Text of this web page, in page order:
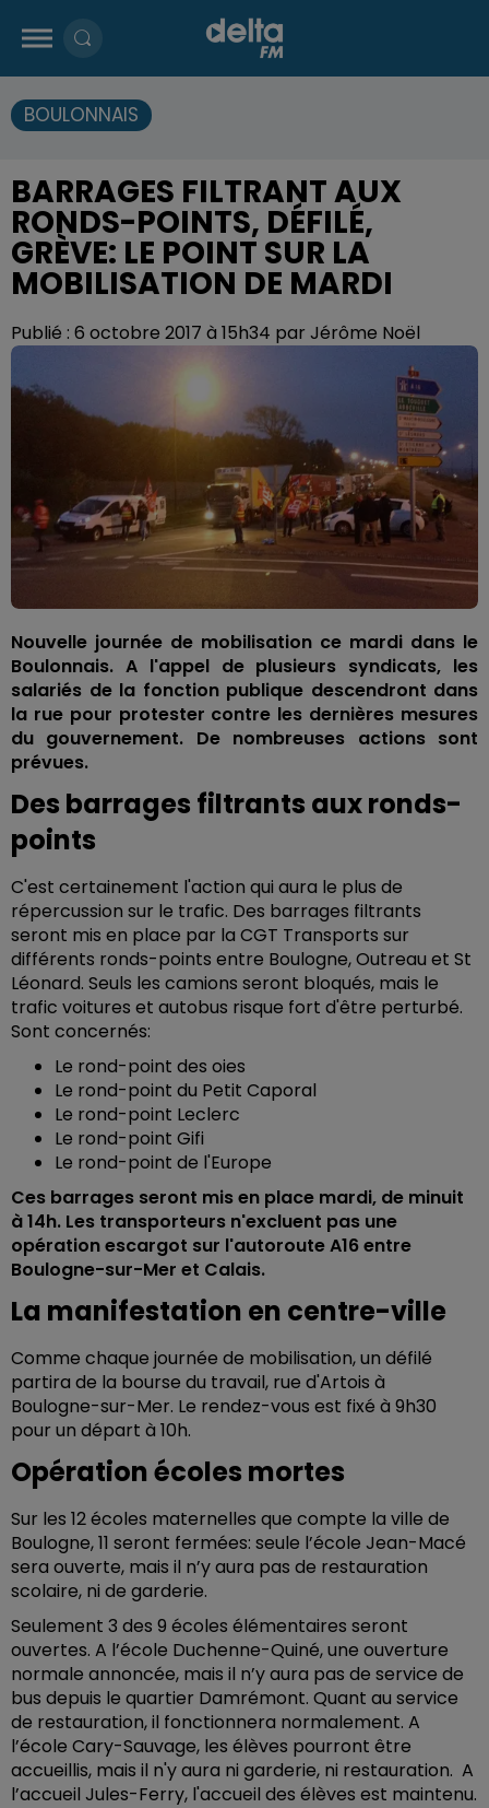
BOULONNAIS
BARRAGES FILTRANT AUX
RONDS-POINTS, DÉFILÉ,
GRÈVE: LE POINT SUR LA
MOBILISATION DE MARDI
Publié : 6 octobre 2017 à 15h34 par Jérôme Noël
Nouvelle journée de mobilisation ce mardi dans le
Boulonnais. A l'appel de plusieurs syndicats, les
salariés de la fonction publique descendront dans
la rue pour protester contre les dernières mesures
du gouvernement. De nombreuses actions sont
prévues.
Des barrages filtrants aux ronds-
points
C'est certainement l'action qui aura le plus de
répercussion sur le trafic. Des barrages filtrants
seront mis en place par la CGT Transports sur
différents ronds-points entre Boulogne, Outreau et St
Léonard. Seuls les camions seront bloqués, mais le
trafic voitures et autobus risque fort d'être perturbé.
Sont concernés:
Le rond-point des oies
Le rond-point du Petit Caporal
Le rond-point Leclerc
Le rond-point Gifi
Le rond-point de l'Europe
Ces barrages seront mis en place mardi, de minuit
à 14h. Les transporteurs n'excluent pas une
opération escargot sur l'autoroute A16 entre
Boulogne-sur-Mer et Calais.
La manifestation en centre-ville
Comme chaque journée de mobilisation, un défilé
partira de la bourse du travail, rue d'Artois à
Boulogne-sur-Mer. Le rendez-vous est fixé à 9h30
pour un départ à 10h.
Opération écoles mortes
Sur les 12 écoles maternelles que compte la ville de
Boulogne, 11 seront fermées: seule l’école Jean-Macé
sera ouverte, mais il n’y aura pas de restauration
scolaire, ni de garderie.
Seulement 3 des 9 écoles élémentaires seront
ouvertes. A l’école Duchenne-Quiné, une ouverture
normale annoncée, mais il n’y aura pas de service de
bus depuis le quartier Damrémont. Quant au service
de restauration, il fonctionnera normalement. A
l’école Cary-Sauvage, les élèves pourront être
accueillis, mais il n'y aura ni garderie, ni restauration. A
l’accueil Jules-Ferry, l'accueil des élèves est maintenu.